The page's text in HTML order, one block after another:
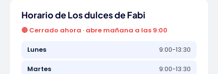
Horario de Los dulces de Fabi
🔴 Cerrado ahora · abre mañana a las 9:00
Lunes 9:00-13:30
Martes 9:00-13:30